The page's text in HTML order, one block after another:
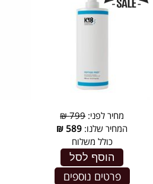
מחיר לפני:799 ₪
המחיר שלנו: 589
₪
כולל משלוח
הוסף לסל
פרטים נוספים